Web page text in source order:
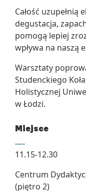
Całość uzupełnią
degustacja,
pomogą lepiej
wpływa na naszą
Warsztaty
Studenckiego
Holistycznej
w Łodzi.
Miejsce
11.15-12.30
Centrum
(piętro 2)